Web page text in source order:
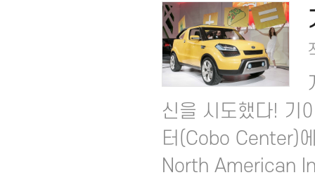
신을 시도했다! 기
터(Cobo Center)
North American